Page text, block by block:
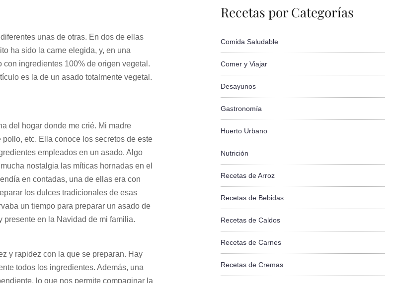
unas de otras. En dos de ellas
ha sido la carne elegida, y, en una
ingredientes 100% de origen vegetal.
es la de un asado totalmente vegetal.
del hogar donde me crié. Mi madre
etc. Ella conoce los secretos de este
empleados en un asado. Algo
nostalgia las míticas hornadas en el
en contadas, una de ellas era con
los dulces tradicionales de esas
un tiempo para preparar un asado de
presente en la Navidad de mi familia.
y rapidez con la que se preparan. Hay
todos los ingredientes. Además, una
lo que nos permite compaginar la
Recetas por Categorías
Comida Saludable
Comer y Viajar
Desayunos
Gastronomía
Huerto Urbano
Nutrición
Recetas de Arroz
Recetas de Bebidas
Recetas de Caldos
Recetas de Carnes
Recetas de Cremas